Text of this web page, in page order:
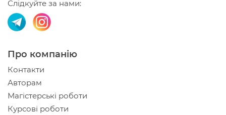
Слідкуйте за нами:
Про компанію
Контакти
Авторам
Магістерські роботи
Курсові роботи